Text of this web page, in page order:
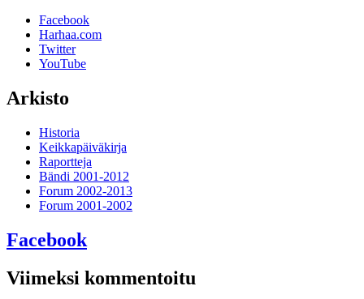
Facebook
Harhaa.com
Twitter
YouTube
Arkisto
Historia
Keikkapäiväkirja
Raportteja
Bändi 2001-2012
Forum 2002-2013
Forum 2001-2002
Facebook
Viimeksi kommentoitu